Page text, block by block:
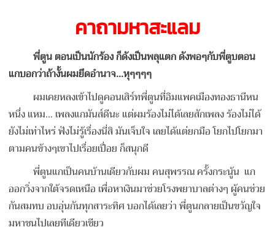
คาถามหาสะแลม
พี่ตูน ตอนเป็นนักร้อง ก็ดังเป็นพลุแตก ดังพอๆกับพี่ตูบตอน
แกบอกว่าถ้างั้นผมยึดอำนาจ...หุๆๆๆๆ
ผมเคยหลงเข้าไปดูคอนเสิร์ทพี่ตูนที่อิมแพคเมืองทองธานีหน
หนึ่ง แหม... เพลงแกมันส์ดีนะ แต่ผมร้องไม่ได้เลยสักเพลง ร้องไม่ได้
ยังไม่เท่าไหร่ ฟังไม่รู้เรื่องนี่สิ มันเจ็บใจ เลยได้แต่ยกมือ โยกไปโยกมา
ตามคนข้างๆเขาไปเรื่อยเปื่อย ก็สนุกดี
พี่ตูนแกเป็นคนบ้านเดียวกับผม คนสุพรรณ ครั้งกระนู้น แก
ออกวิ่งจากใต้จรดเหนือ เพื่อหาเงินมาช่วยโรงพยาบาลต่างๆ ผู้คนช่วย
กันสมทบ อบอุ่นกันทุกสาระทิศ บอกได้เลยว่า พี่ตูนกลายเป็นขวัญใจ
มหาชนไปเลยทีเดียวเชียว